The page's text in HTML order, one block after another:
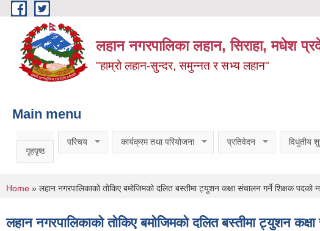
Skip to main content
लहान नगरपालिका लहान, सिराहा, मधेश
"हाम्रो लहान-सुन्दर, समुन्नत र सभ्य लहान"
Main menu
गृहपृष्ठ
परिचय कार्यक्रम तथा परियोजना प्रतिवेदन विधुतीय
You are here
Home » लहान नगरपालिकाको तोकिए बमोजिमको दलित बस्तीमा ट्युशन कक्षा संचालन गर्ने शिक्षक पदको
लहान नगरपालिकाको तोकिए बमोजिमको दलित बस्तीमा ट्युशन